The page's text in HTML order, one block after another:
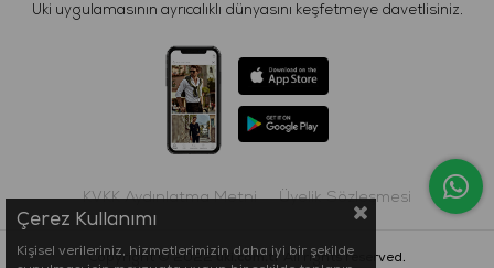
Uki uygulamasının ayrıcalıklı dünyasını keşfetmeye davetlisiniz.
KVKK Aydınlatma Metni Üyelik Sözleşmesi
Copyright © 2022uki.com.tr All rights reserved.
Çerez Kullanımı
Kişisel verileriniz, hizmetlerimizin daha iyi bir şekilde